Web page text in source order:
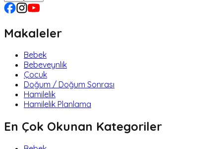
Makaleler
Bebek
Bebeveynlik
Çocuk
Doğum / Doğum Sonrası
Hamilelik
Hamilelik Planlama
En Çok Okunan Kategoriler